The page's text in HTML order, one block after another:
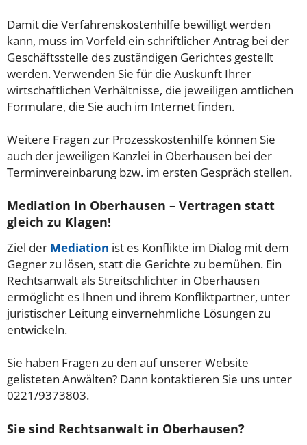
Damit die Verfahrenskostenhilfe bewilligt werden
kann, muss im Vorfeld ein schriftlicher Antrag bei der
Geschäftsstelle des zuständigen Gerichtes gestellt
werden. Verwenden Sie für die Auskunft Ihrer
wirtschaftlichen Verhältnisse, die jeweiligen amtlichen
Formulare, die Sie auch im Internet finden.
Weitere Fragen zur Prozesskostenhilfe können Sie
auch der jeweiligen Kanzlei in Oberhausen bei der
Terminvereinbarung bzw. im ersten Gespräch stellen.
Mediation in Oberhausen – Vertragen statt
gleich zu Klagen!
Ziel der Mediation ist es Konflikte im Dialog mit dem
Gegner zu lösen, statt die Gerichte zu bemühen. Ein
Rechtsanwalt als Streitschlichter in Oberhausen
ermöglicht es Ihnen und ihrem Konfliktpartner, unter
juristischer Leitung einvernehmliche Lösungen zu
entwickeln.
Sie haben Fragen zu den auf unserer Website
gelisteten Anwälten? Dann kontaktieren Sie uns unter
0221/9373803.
Sie sind Rechtsanwalt in Oberhausen?